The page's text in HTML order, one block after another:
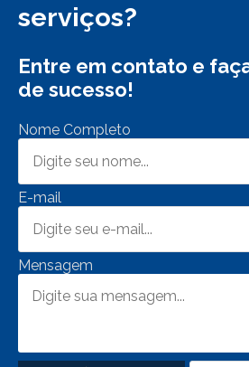
serviços?
Entre em contato e
de sucesso!
Nome Completo
E-mail
Mensagem